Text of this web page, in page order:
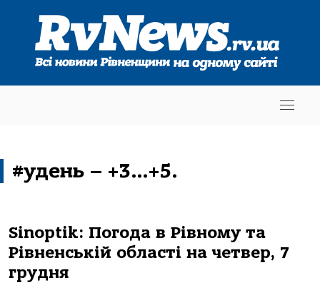
#удень – +3…+5.
Sinoptik: Погода в Рівному та
Рівненській області на четвер, 7
грудня